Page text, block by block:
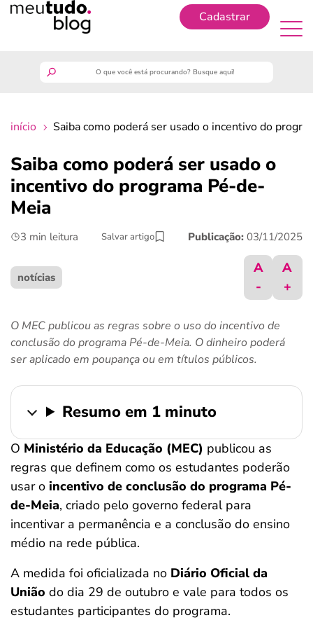
Cadastrar
finanças
benefícios
últimas notícias
ferramentas
início Saiba como poderá ser usado o incentivo do
Saiba como poderá ser usado o
incentivo do programa Pé-de-
Meia
3 min leitura Salvar artigo Publicação: 03/11/2025
notícias
A
-
A
+
O MEC publicou as regras sobre o uso do incentivo de
conclusão do programa Pé-de-Meia. O dinheiro poderá
ser aplicado em poupança ou em títulos públicos.
Resumo em 1 minuto
O Ministério da Educação (MEC) publicou as
regras que definem como os estudantes poderão
usar o incentivo de conclusão do programa Pé-
de-Meia, criado pelo governo federal para
incentivar a permanência e a conclusão do ensino
médio na rede pública.
A medida foi oficializada no Diário Oficial da
União do dia 29 de outubro e vale para todos os
estudantes participantes do programa.